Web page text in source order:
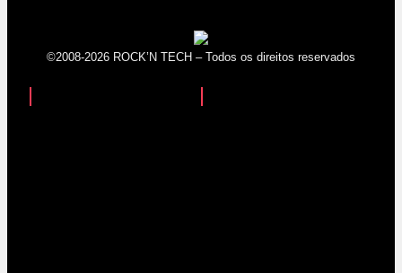
©2008-2026 ROCK’N TECH – Todos os direitos reservados